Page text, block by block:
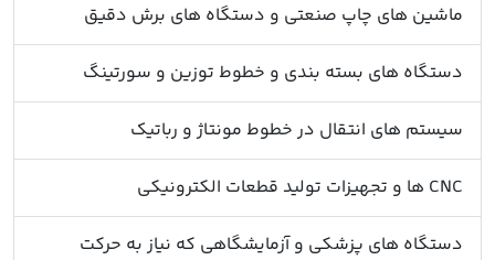
ماشین های چاپ صنعتی و دستگاه های برش دقیق
دستگاه های بسته بندی و خطوط توزین و سورتینگ
سیستم های انتقال در خطوط مونتاژ و رباتیک
CNC ها و تجهیزات تولید قطعات الکترونیکی
دستگاه های پزشکی و آزمایشگاهی که نیاز به حرکت